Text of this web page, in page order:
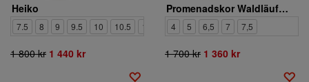
Heiko
7.5 8 9 9.5 10 10.5 11 12
1 800 kr 1 440 kr
Promenadskor Waldläufer. 626K02-324-095
4 5 6,5 7 7,5
1 700 kr 1 360 kr